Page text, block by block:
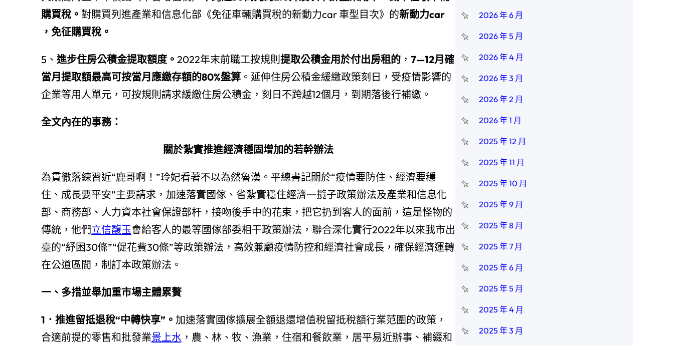
購買稅。 對購買列進產業和信息化部《免征車輛購買稅的新動力car 車型目次》的新動力car
，免征購買稅。
5、 進步住房公積金提取額度。 2022年末前職工按規則 提取公積金用於付出房租的， 7—12月確
當月提取額最高可按當月應繳存額的80%盤算。延伸住房公積金緩繳政策刻日，受疫情影響的
企業等用人單元，可按規則請求緩繳住房公積金，刻日不跨越12個月，到期落後行補繳。
全文內在的事務：
關於紮實推進經濟穩固增加的若幹辦法
為貫徹落練習近“鹿哥啊！”玲妃看著不以為然魯漢。平總書記關於“疫情要防住、經濟要穩
住、成長要平安”主要請求，加速落實國傢、省紮實穩住經濟一攬子政策辦法及產業和信息化
部、商務部、人力資本社會保證部杆，接吻後手中的花束，把它扔到客人的面前，這是怪物的
傳統，他們立信馥玉會給客人的最等國傢部委相干政策辦法，聯合深化實行2022年以來我市出
臺的“紓困30條”“促花費30條”等政策辦法，高效兼顧疫情防控和經濟社會成長，確保經濟運轉
在公道區間，制訂本政策辦法。
一、多措並舉加重市場主體累贅
1．推進留抵退稅“中轉快享”。 加速落實國傢擴展全額退還增值稅留抵稅額行業范圍的政策，
合適前提的零售和批發業景上水，農、林、牧、漁業，住宿和餐飲業，居平易近辦事、補綴和
2026 年 6 月
2026 年 5 月
2026 年 4 月
2026 年 3 月
2026 年 2 月
2026 年 1 月
2025 年 12 月
2025 年 11 月
2025 年 10 月
2025 年 9 月
2025 年 8 月
2025 年 7 月
2025 年 6 月
2025 年 5 月
2025 年 4 月
2025 年 3 月